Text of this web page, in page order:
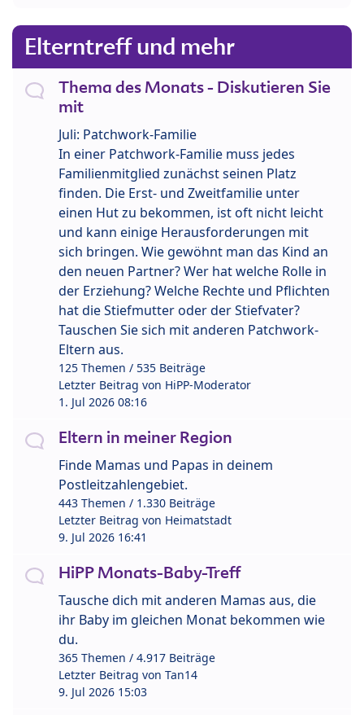
Elterntreff und mehr
Thema des Monats - Diskutieren Sie
mit
Juli: Patchwork-Familie
In einer Patchwork-Familie muss jedes
Familienmitglied zunächst seinen Platz
finden. Die Erst- und Zweitfamilie unter
einen Hut zu bekommen, ist oft nicht leicht
und kann einige Herausforderungen mit
sich bringen. Wie gewöhnt man das Kind an
den neuen Partner? Wer hat welche Rolle in
der Erziehung? Welche Rechte und Pflichten
hat die Stiefmutter oder der Stiefvater?
Tauschen Sie sich mit anderen Patchwork-
Eltern aus.
125 Themen / 535 Beiträge
Letzter Beitrag von HiPP-Moderator
1. Jul 2026 08:16
Eltern in meiner Region
Finde Mamas und Papas in deinem
Postleitzahlengebiet.
443 Themen / 1.330 Beiträge
Letzter Beitrag von Heimatstadt
9. Jul 2026 16:41
HiPP Monats-Baby-Treff
Tausche dich mit anderen Mamas aus, die
ihr Baby im gleichen Monat bekommen wie
du.
365 Themen / 4.917 Beiträge
Letzter Beitrag von Tan14
9. Jul 2026 15:03